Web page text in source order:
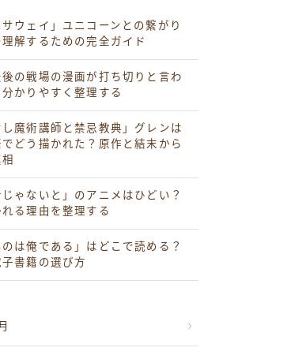
サウェイ」ユニコーンとの繋がり
解するための完全ガイド
の戦場の漫画が打ち切りと言わ
かりやすく整理する
し魔術講師と禁忌教典」グレンは
どう描かれた？原作と結末から
じゃないと」のアニメはひどい？
る理由を整理する
のは俺である」はどこで読める？
書籍の選び方